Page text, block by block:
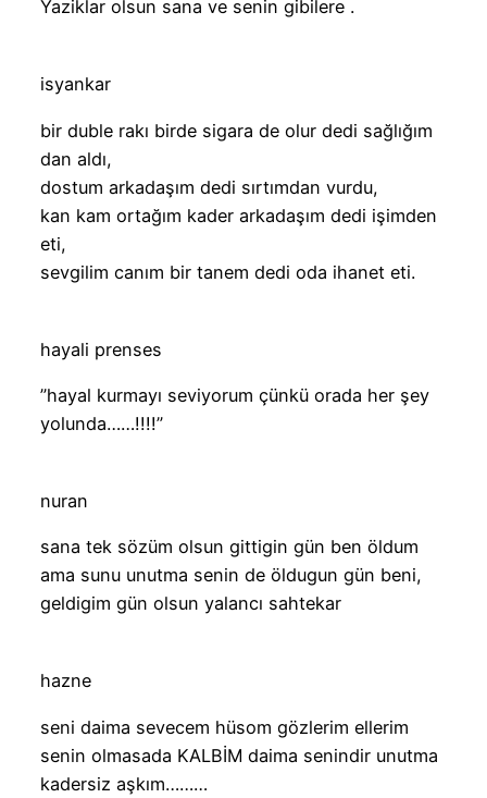
Yaziklar olsun sana ve senin gibilere .
isyankar
bir duble rakı birde sigara de olur dedi sağlığım
dan aldı,
dostum arkadaşım dedi sırtımdan vurdu,
kan kam ortağım kader arkadaşım dedi işimden
eti,
sevgilim canım bir tanem dedi oda ihanet eti.
hayali prenses
”hayal kurmayı seviyorum çünkü orada her şey
yolunda……!!!!”
nuran
sana tek sözüm olsun gittigin gün ben öldum
ama sunu unutma senin de öldugun gün beni,
geldigim gün olsun yalancı sahtekar
hazne
seni daima sevecem hüsom gözlerim ellerim
senin olmasada KALBİM daima senindir unutma
kadersiz aşkım………